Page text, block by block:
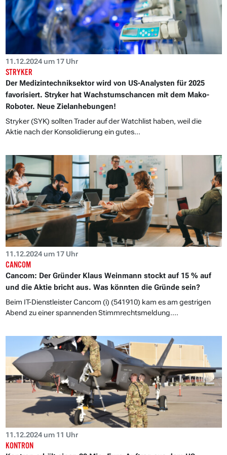
11.12.2024 um 17 Uhr
STRYKER
Der Medizintechniksektor wird von US-Analysten für 2025
favorisiert. Stryker hat Wachstumschancen mit dem Mako-
Roboter. Neue Zielanhebungen!
Stryker (SYK) sollten Trader auf der Watchlist haben, weil die
Aktie nach der Konsolidierung ein gutes...
11.12.2024 um 17 Uhr
CANCOM
Cancom: Der Gründer Klaus Weinmann stockt auf 15 % auf
und die Aktie bricht aus. Was könnten die Gründe sein?
Beim IT-Dienstleister Cancom (i) (541910) kam es am gestrigen
Abend zu einer spannenden Stimmrechtsmeldung....
11.12.2024 um 11 Uhr
KONTRON